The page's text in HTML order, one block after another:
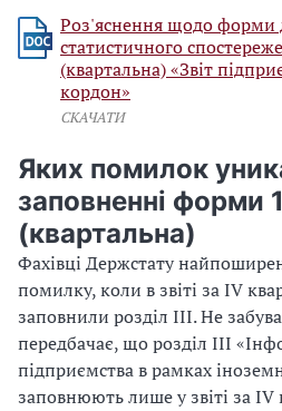
Роз'яснення щодо форми
статистичного
(квартальна) «Звіт
кордон»
СКАЧАТИ
Яких помилок
заповненні форми
(квартальна)
Фахівці Держстату
помилку, коли в звіті за IV
заповнили розділ ІІІ. Не
передбачає, що розділ ІІІ
підприємства в рамках
заповнюють лише у звіті за IV